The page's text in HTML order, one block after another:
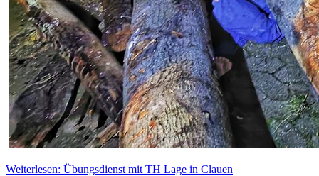
Weiterlesen: Übungsdienst mit TH Lage in Clauen